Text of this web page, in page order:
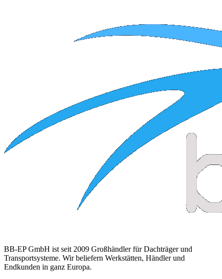
BB-EP GmbH ist seit 2009 Großhändler für Dachträger und
Transportsysteme. Wir beliefern Werkstätten, Händler und
Endkunden in ganz Europa.